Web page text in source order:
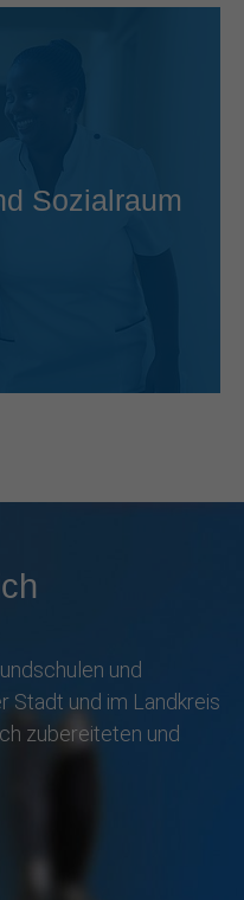
Sozialraum
und
Stadt und im Landkreis
zubereiteten und